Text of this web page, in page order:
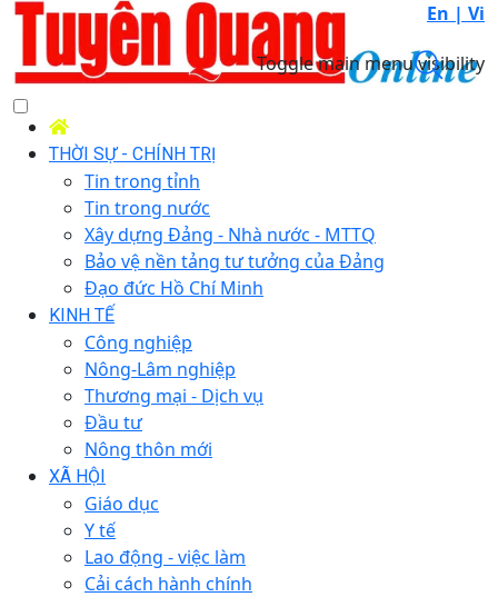
En | Vi
Toggle main menu visibility
THỜI SỰ - CHÍNH TRỊ
Tin trong tỉnh
Tin trong nước
Xây dựng Đảng - Nhà nước - MTTQ
Bảo vệ nền tảng tư tưởng của Đảng
Đạo đức Hồ Chí Minh
KINH TẾ
Công nghiệp
Nông-Lâm nghiệp
Thương mại - Dịch vụ
Đầu tư
Nông thôn mới
XÃ HỘI
Giáo dục
Y tế
Lao động - việc làm
Cải cách hành chính